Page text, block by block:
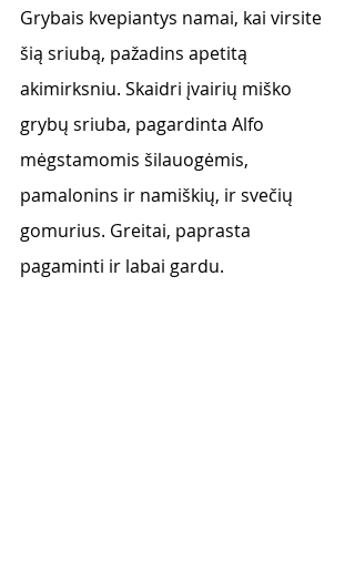
Grybais kvepiantys namai, kai virsite
šią sriubą, pažadins apetitą
akimirksniu. Skaidri įvairių miško
grybų sriuba, pagardinta Alfo
mėgstamomis šilauogėmis,
pamalonins ir namiškių, ir svečių
gomurius. Greitai, paprasta
pagaminti ir labai gardu.